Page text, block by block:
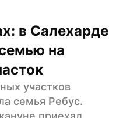
в Салехарде
на
участков
семья Ребус.